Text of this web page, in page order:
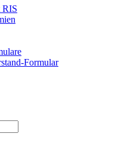
RIS
Formular